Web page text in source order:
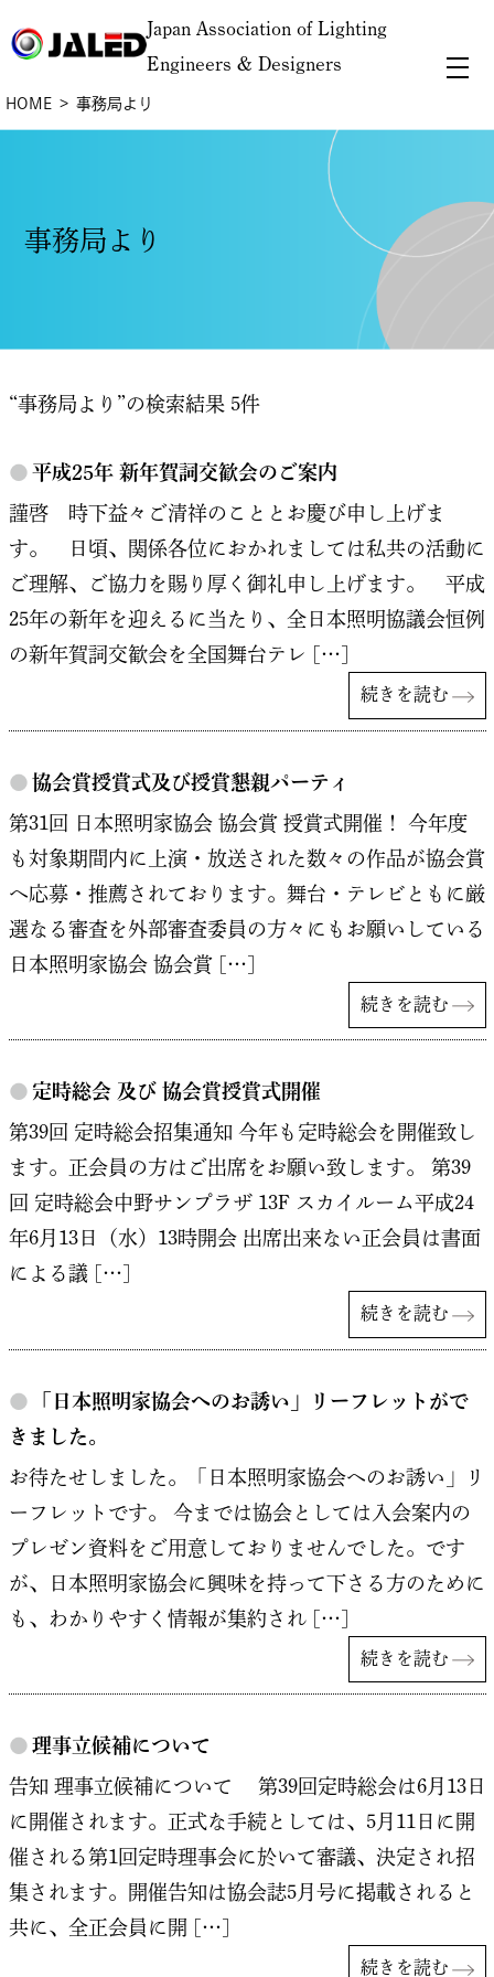
Japan Association of Lighting
Engineers & Designers
HOME 事務局より
事務局より
“事務局より”の検索結果 5件
● 平成25年 新年賀詞交歓会のご案内
謹啓 時下益々ご清祥のこととお慶び申し上げま
す。 日頃、関係各位におかれましては私共の活動に
ご理解、ご協力を賜り厚く御礼申し上げます。 平成
25年の新年を迎えるに当たり、全日本照明協議会恒例
の新年賀詞交歓会を全国舞台テレ […]
続きを読む
● 協会賞授賞式及び授賞懇親パーティ
第31回 日本照明家協会 協会賞 授賞式開催！ 今年度
も対象期間内に上演・放送された数々の作品が協会賞
へ応募・推薦されております。舞台・テレビともに厳
選なる審査を外部審査委員の方々にもお願いしている
日本照明家協会 協会賞 […]
続きを読む
● 定時総会 及び 協会賞授賞式開催
第39回 定時総会招集通知 今年も定時総会を開催致し
ます。正会員の方はご出席をお願い致します。 第39
回 定時総会中野サンプラザ 13F スカイルーム平成24
年6月13日（水）13時開会 出席出来ない正会員は書面
による議 […]
続きを読む
●
「日本照明家協会へのお誘い」リーフレットがで
きました。
お待たせしました。「日本照明家協会へのお誘い」リ
ーフレットです。 今までは協会としては入会案内の
プレゼン資料をご用意しておりませんでした。です
が、日本照明家協会に興味を持って下さる方のために
も、わかりやすく情報が集約され […]
続きを読む
● 理事立候補について
告知 理事立候補について 第39回定時総会は6月13日
に開催されます。正式な手続としては、5月11日に開
催される第1回定時理事会に於いて審議、決定され招
集されます。開催告知は協会誌5月号に掲載されると
共に、全正会員に開 […]
続きを読む